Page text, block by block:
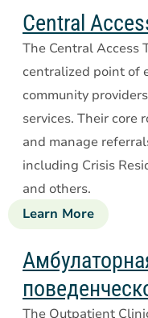
Central
The Central Access
centralized point of
community
services. Their core
and manage
including Crisis
and others.
Learn More about
Central
Access
The Outpatient